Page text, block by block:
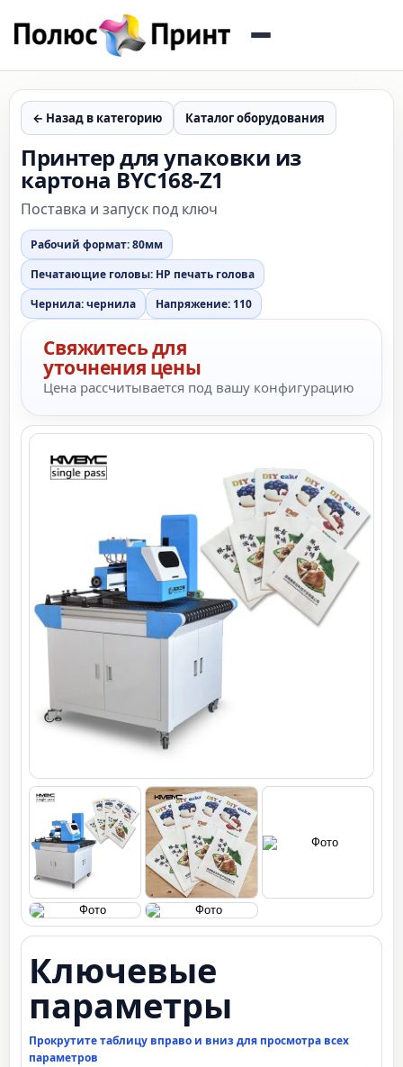
← Назад в категорию Каталог оборудования
Принтер для упаковки из
картона BYC168-Z1
Поставка и запуск под ключ
Рабочий формат: 80мм
Печатающие головы: HP печать голова
Чернила: чернила
Напряжение: 110
Свяжитесь для
уточнения цены
Цена рассчитывается под вашу конфигурацию
Ключевые
параметры
Прокрутите таблицу вправо и вниз для просмотра всех
параметров